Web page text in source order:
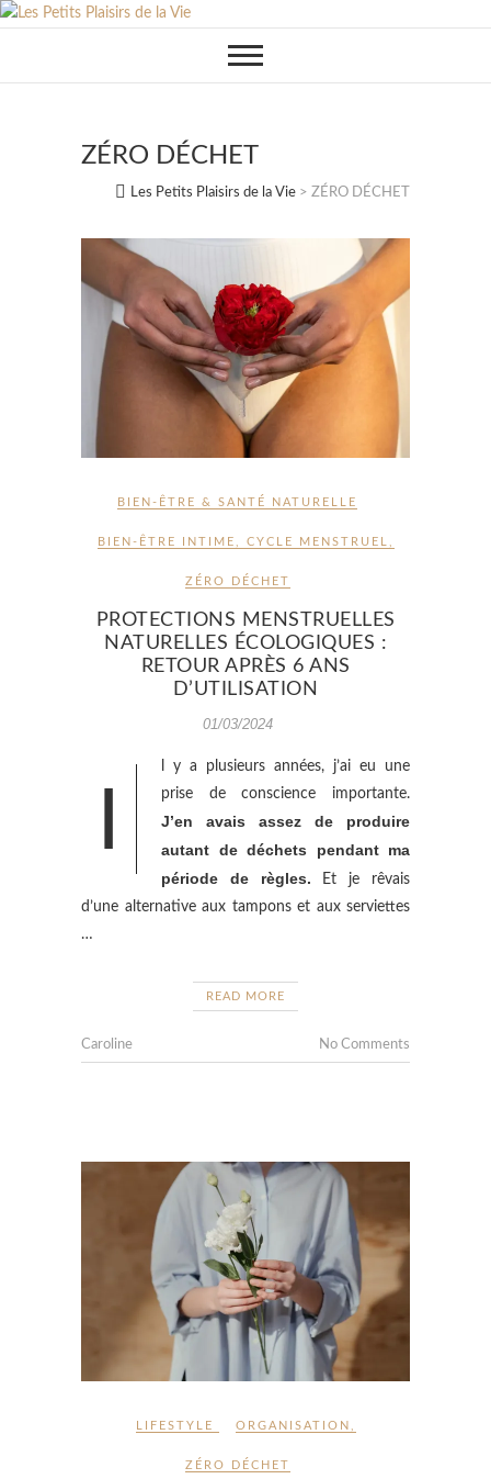
Skip
ZÉRO DÉCHET
Les Petits Plaisirs de la Vie > ZÉRO DÉCHET
BIEN-ÊTRE & SANTÉ NATURELLE
BIEN-ÊTRE INTIME CYCLE MENSTRUEL
ZÉRO DÉCHET
PROTECTIONS MENSTRUELLES
NATURELLES ÉCOLOGIQUES :
RETOUR APRÈS 6 ANS
D’UTILISATION
01/03/2024
I
l y a plusieurs années, j’ai eu une
prise de conscience importante.
J’en avais assez de produire
autant de déchets pendant ma
période de règles. Et je rêvais
d’une alternative aux tampons et aux serviettes
…
READ MORE
Caroline No Comments
LIFESTYLE ORGANISATION
ZÉRO DÉCHET